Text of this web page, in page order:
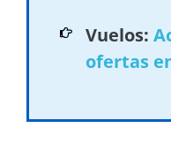
Vuelos:
ofertas